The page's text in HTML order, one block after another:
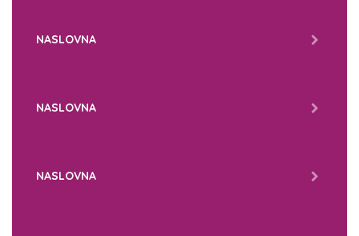
NASLOVNA
NASLOVNA
NASLOVNA